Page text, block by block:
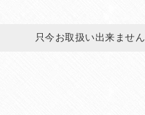
只今お取扱い出来ません